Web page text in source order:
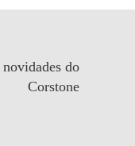
novidades do
Corstone